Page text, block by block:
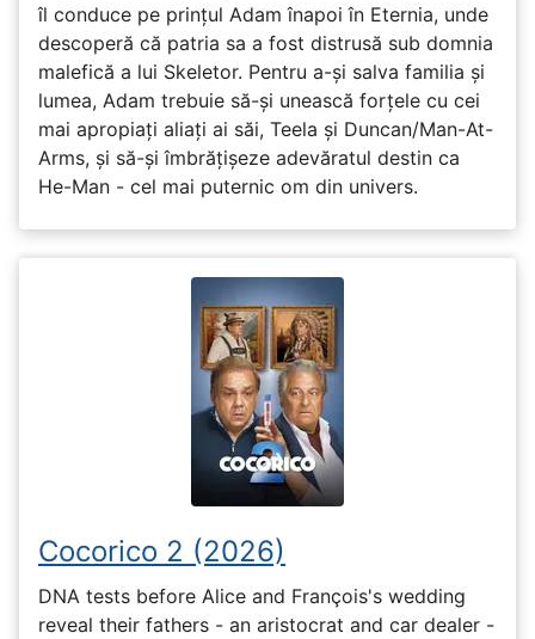
îl conduce pe prințul Adam înapoi în Eternia, unde
descoperă că patria sa a fost distrusă sub domnia
malefică a lui Skeletor. Pentru a-și salva familia și
lumea, Adam trebuie să-și unească forțele cu cei
mai apropiați aliați ai săi, Teela și Duncan/Man-At-
Arms, și să-și îmbrățișeze adevăratul destin ca
He-Man - cel mai puternic om din univers.
Cocorico 2 (2026)
DNA tests before Alice and François's wedding
reveal their fathers - an aristocrat and car dealer -